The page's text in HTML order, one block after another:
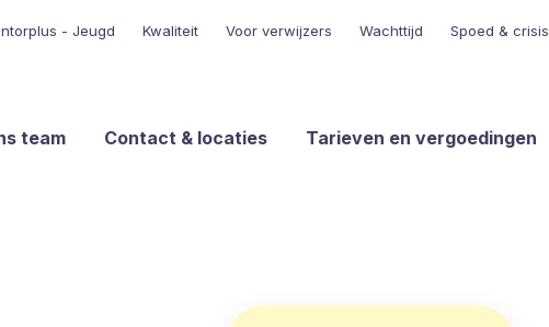
- Jeugd Kwaliteit Voor verwijzers Wachttijd Spoed & crisis
team Contact & locaties Tarieven en vergoedingen